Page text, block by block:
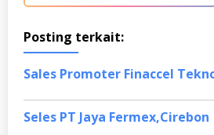
Posting terkait:
Seles PT Jaya Fermex,Cirebon